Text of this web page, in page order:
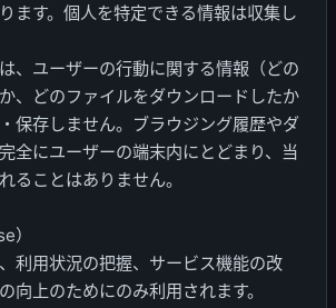
ます。個人を特定できる情報は収集し
、ユーザーの行動に関する情報（どの
、どのファイルをダウンロードしたか
保存しません。ブラウジング履歴やダ
全にユーザーの端末内にとどまり、当
ることはありません。
）
利用状況の把握、サービス機能の改
向上のためにのみ利用されます。